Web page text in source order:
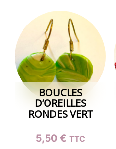
BOUCLES
D’OREILLES
RONDES VERT
5,50 € TTC